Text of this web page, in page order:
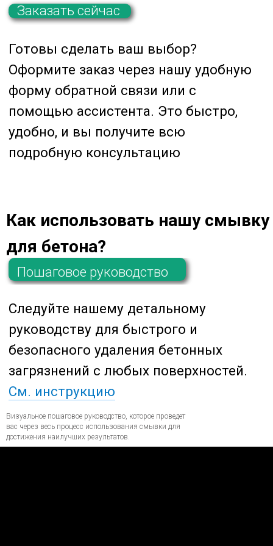
Как использовать нашу смывку
для бетона?
Визуальное пошаговое руководство, которое проведет
вас через весь процесс использования смывки для
достижения наилучших результатов.
успел оценить высокую
эффективность и безопасность наших
удалителей цемента и бетона. Вы так
же можете посмотреть больше фото
и видео отзывов у нас на сайте.